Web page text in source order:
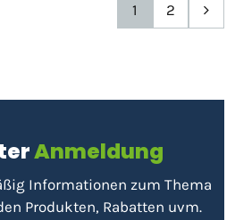
1 2
Anmeldung
Informationen zum Thema
Produkten, Rabatten uvm.